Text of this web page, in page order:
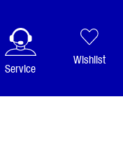
Service
Wishlist